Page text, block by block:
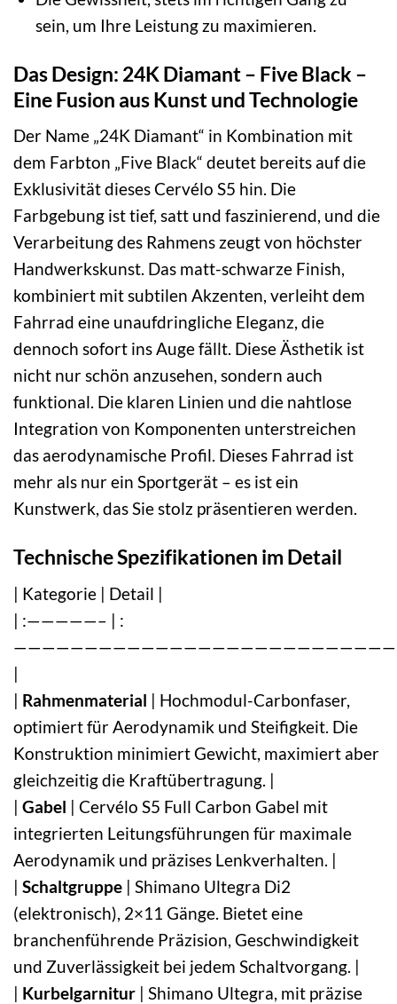
sein, um Ihre Leistung zu maximieren.
Das Design: 24K Diamant – Five Black –
Eine Fusion aus Kunst und Technologie
Der Name „24K Diamant“ in Kombination mit
dem Farbton „Five Black“ deutet bereits auf die
Exklusivität dieses Cervélo S5 hin. Die
Farbgebung ist tief, satt und faszinierend, und die
Verarbeitung des Rahmens zeugt von höchster
Handwerkskunst. Das matt-schwarze Finish,
kombiniert mit subtilen Akzenten, verleiht dem
Fahrrad eine unaufdringliche Eleganz, die
dennoch sofort ins Auge fällt. Diese Ästhetik ist
nicht nur schön anzusehen, sondern auch
funktional. Die klaren Linien und die nahtlose
Integration von Komponenten unterstreichen
das aerodynamische Profil. Dieses Fahrrad ist
mehr als nur ein Sportgerät – es ist ein
Kunstwerk, das Sie stolz präsentieren werden.
Technische Spezifikationen im Detail
| Kategorie | Detail |
| :—————– | :
|
| Rahmenmaterial | Hochmodul-Carbonfaser,
optimiert für Aerodynamik und Steifigkeit. Die
Konstruktion minimiert Gewicht, maximiert aber
gleichzeitig die Kraftübertragung. |
| Gabel | Cervélo S5 Full Carbon Gabel mit
integrierten Leitungsführungen für maximale
Aerodynamik und präzises Lenkverhalten. |
| Schaltgruppe | Shimano Ultegra Di2
(elektronisch), 2×11 Gänge. Bietet eine
branchenführende Präzision, Geschwindigkeit
und Zuverlässigkeit bei jedem Schaltvorgang. |
| Kurbelgarnitur | Shimano Ultegra, mit präzise